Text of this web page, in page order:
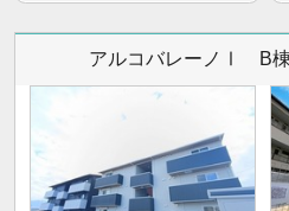
アルコバレーノⅠ B棟